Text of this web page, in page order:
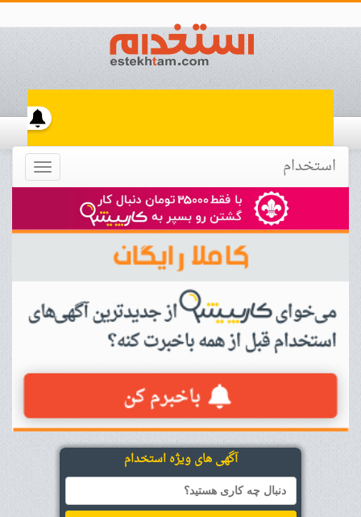
Toggle استخدام
آگهی های ویژه استخدام